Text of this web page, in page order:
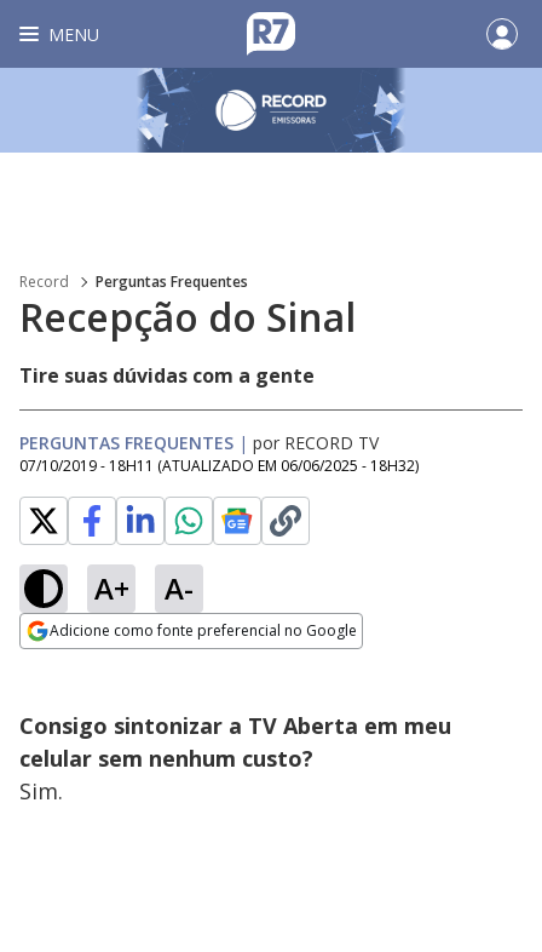
MENU
Record Perguntas Frequentes
Recepção do Sinal
Tire suas dúvidas com a gente
PERGUNTAS FREQUENTES | por RECORD TV
07/10/2019 - 18H11 (ATUALIZADO EM 06/06/2025 - 18H32)
A+ A-
Adicione como fonte preferencial no Google
Consigo sintonizar a TV Aberta em meu
celular sem nenhum custo?
Sim.